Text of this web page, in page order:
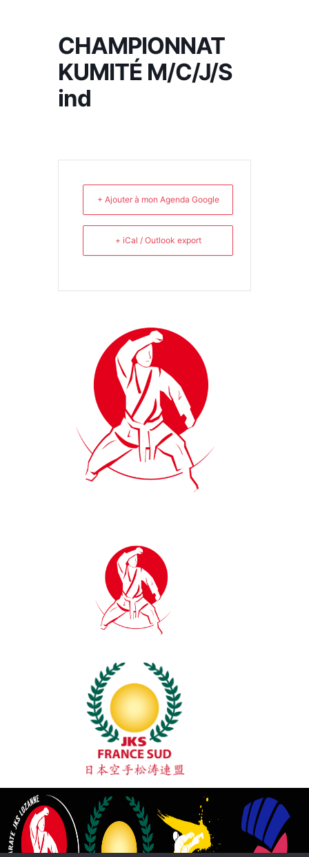
CHAMPIONNAT
KUMITÉ M/C/J/S
ind
+ Ajouter à mon Agenda Google
+ iCal / Outlook export